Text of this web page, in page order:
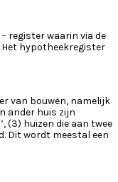
register waarin via de
hypotheekregister
van bouwen, namelijk
ander huis zijn
(3) huizen die aan twee
Dit wordt meestal een